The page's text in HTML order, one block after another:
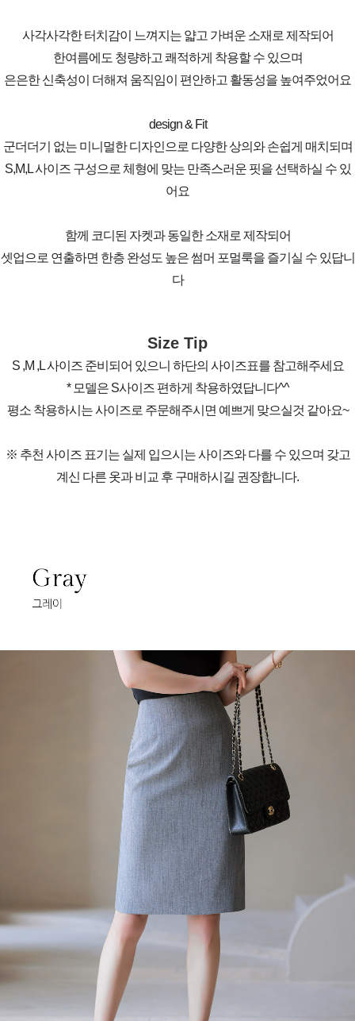
사각사각한 터치감이 느껴지는 얇고 가벼운 소재로 제작되어
한여름에도 청량하고 쾌적하게 착용할 수 있으며
은은한 신축성이 더해져 움직임이 편안하고 활동성을 높여주었어요
design & Fit
군더더기 없는 미니멀한 디자인으로 다양한 상의와 손쉽게 매치되며
S,M,L 사이즈 구성으로 체형에 맞는 만족스러운 핏을 선택하실 수 있
어요
함께 코디된 자켓과 동일한 소재로 제작되어
셋업으로 연출하면 한층 완성도 높은 썸머 포멀룩을 즐기실 수 있답니
다
Size Tip
S ,M ,L 사이즈 준비되어 있으니 하단의 사이즈표를 참고해주세요
* 모델은 S사이즈 편하게 착용하였답니다^^
평소 착용하시는 사이즈로 주문해주시면 예쁘게 맞으실것 같아요~
※ 추천 사이즈 표기는 실제 입으시는 사이즈와 다를 수 있으며 갖고
계신 다른 옷과 비교 후 구매하시길 권장합니다.